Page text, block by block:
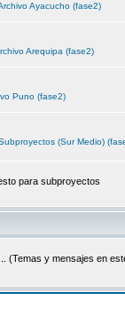
Ayacucho (fase2)
Arequipa (fase2)
Puno (fase2)
(Sur Medio)
para subproyectos
(Temas y mensajes en